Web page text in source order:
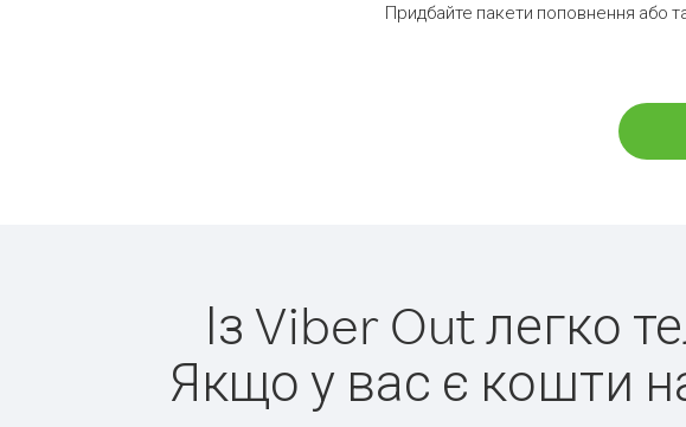
Придбайте пакети поповнення або
Із Viber Out легко
Якщо у вас є кошти